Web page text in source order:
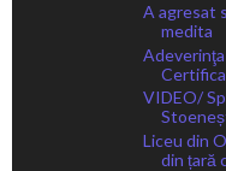
A agresat
medita
VIDEO/
Liceu din
din țară